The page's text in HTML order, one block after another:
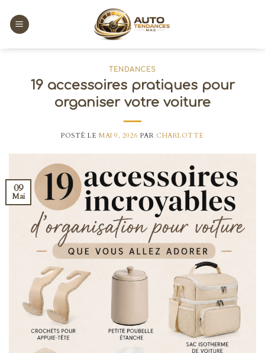
content
TENDANCES
19 accessoires pratiques pour
organiser votre voiture
POSTÉ LE MAI 9, 2026 PAR CHARLOTTE
09
Mai